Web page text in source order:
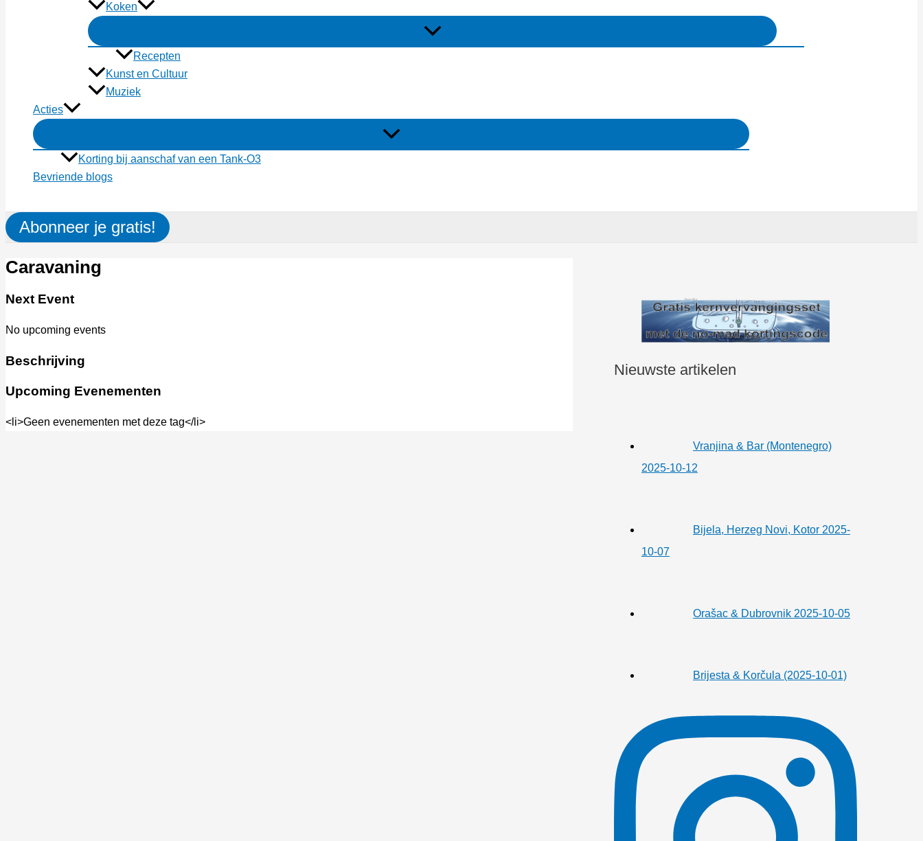
Koken
Recepten
Kunst en Cultuur
Muziek
Acties
Korting bij aanschaf van een Tank-O3
Bevriende blogs
Abonneer je gratis!
Caravaning
Next Event
No upcoming events
Beschrijving
Upcoming Evenementen
<li>Geen evenementen met deze tag</li>
Nieuwste artikelen
Vranjina & Bar (Montenegro)
2025-10-12
Bijela, Herzeg Novi, Kotor 2025-
10-07
Orašac & Dubrovnik 2025-10-05
Brijesta & Korčula (2025-10-01)